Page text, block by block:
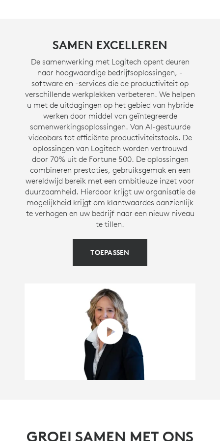
SAMEN EXCELLEREN
De samenwerking met Logitech opent deuren
naar hoogwaardige bedrijfsoplossingen, -
software en -services die de productiviteit op
verschillende werkplekken verbeteren. We helpen
u met de uitdagingen op het gebied van hybride
werken door middel van geïntegreerde
samenwerkingsoplossingen. Van AI-gestuurde
videobars tot efficiënte productiviteitstools. De
oplossingen van Logitech worden vertrouwd
door 70% uit de Fortune 500. De oplossingen
combineren prestaties, gebruiksgemak en een
wereldwijd bereik met een ambitieuze inzet voor
duurzaamheid. Hierdoor krijgt uw organisatie de
mogelijkheid krijgt om klantwaardes aanzienlijk
te verhogen en uw bedrijf naar een nieuw niveau
te tillen.
TOEPASSEN
GROEI SAMEN MET ONS